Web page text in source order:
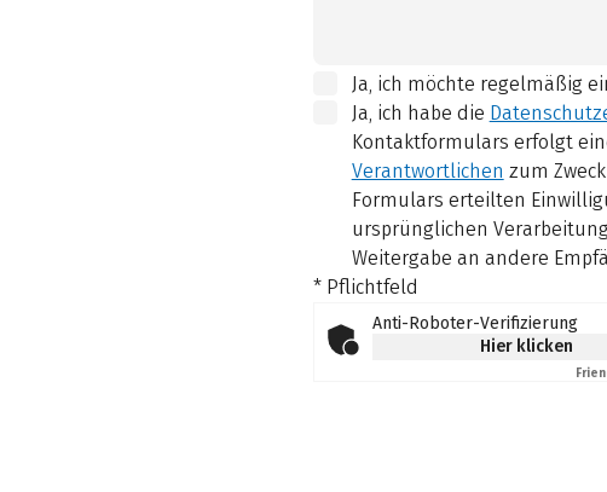
Ja, ich möchte regelmäßig
Ja, ich habe die
Kontaktformulars erfolgt
Verantwortlichen zum
Formulars erteilten
ursprünglichen
Weitergabe an andere
* Pflichtfeld
Anti-Roboter-Verifizierung
Hier klicken